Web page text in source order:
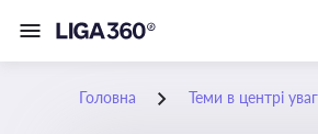
Головна Теми в центрі